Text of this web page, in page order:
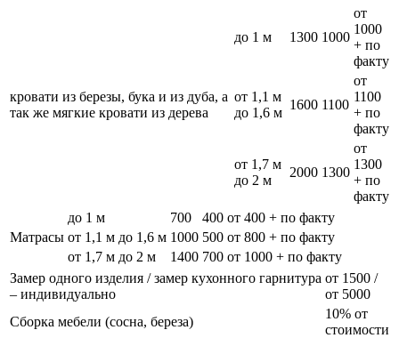
кровати из березы, бука и из дуба, а
так же мягкие кровати из дерева
до 1 м 1300 1000
от
1000
+ по
факту
от 1,1 м
до 1,6 м
1600 1100
от
1100
+ по
факту
от 1,7 м
до 2 м
2000 1300
от
1300
+ по
факту
Матрасы
до 1 м 700 400 от 400 + по факту
от 1,1 м до 1,6 м 1000 500 от 800 + по факту
от 1,7 м до 2 м
1400 700 от 1000 + по факту
Замер одного изделия / замер кухонного гарнитура
– индивидуально
от 1500 /
от 5000
Сборка мебели (сосна, береза)
10% от
стоимости